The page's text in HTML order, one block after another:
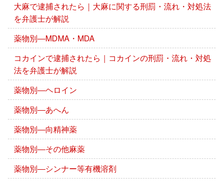
大麻で逮捕されたら｜大麻に関する刑罰・流れ・対処法
を弁護士が解説
薬物別―MDMA・MDA
コカインで逮捕されたら｜コカインの刑罰・流れ・対処
法を弁護士が解説
薬物別―ヘロイン
薬物別―あへん
薬物別―向精神薬
薬物別―その他麻薬
薬物別―シンナー等有機溶剤